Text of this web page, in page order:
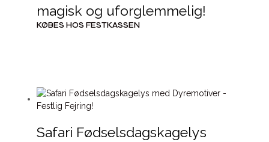
magisk og uforglemmelig!
KØBES HOS FESTKASSEN
Safari Fødselsdagskagelys